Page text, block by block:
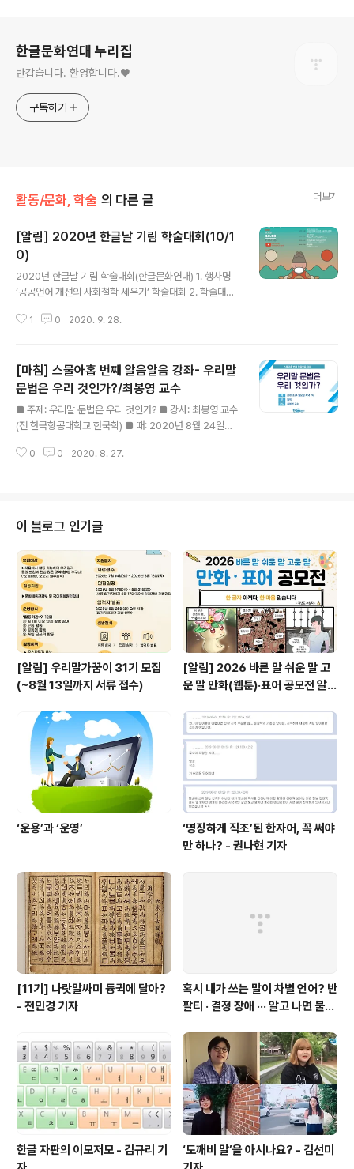
한글문화연대 누리집
반갑습니다. 환영합니다.♥
구독하기
활동/문화, 학술 의 다른 글 더보기
[알림] 2020년 한글날 기림 학술대회(10/1
0)
2020년 한글날 기림 학술대회(한글문화연대) 1. 행사명
‘공공언어 개선의 사회철학 세우기’ 학술대회 2. 학술대회
2020년 10월 10일 토요일 오전 11시 ~ 오후 5시ㅇ 곳:
ㅇ 후원: 문화체육관광부ㅇ 주요 일정 구분 시간 발표 주제
발표자 토론자 기조 발제 11:00~11:20 공공언어와 인권
이건범, 한글문화연대 대표 없음 발표1 11:20~12:00 한
국어의 다양성과 언어 민주주의 강미아, 유타밸리대 교수,
교육학 김선철, 국립국어원 공공언어과장 발표2 12:00~1
2:40 영미에서 시민의 권리를 위한 쉬운 영어·쉬운 언..
1 0 2020. 9. 28.
[마침] 스물아홉 번째 알음알음 강좌- 우리말
문법은 우리 것인가?/최봉영 교수
■ 주제: 우리말 문법은 우리 것인가? ■ 강사: 최봉영 교수
(전 한국항공대학교 한국학) ■ 때: 2020년 8월 24일
글문화연대에서는 라는 주제로 스물아홉 번째 알음알음 강
인 한국어에 굴절어인 영어에 맞는 문법을 적용하니 어울
릴 수가 없다는 점과 이러한 문제 의식에 따라 직접 새로 정
립한 우리말 문법에 대해 강의하였습니다.
0 0 2020. 8. 27.
이 블로그 인기글
[알림] 우리말가꿈이 31기 모집
(~8월 13일까지 서류 접수)
[알림] 2026 바른 말 쉬운 말 고
운 말 만화(웹툰)·표어 공모전 알림
‘운용’과 ‘운영’
‘명징하게 직조’된 한자어, 꼭 써야
만 하나? - 권나현 기자
[11기] 나랏말싸미 듕귁에 달아?
- 전민경 기자
혹시 내가 쓰는 말이 차별 언어? 반
팔티 · 결정 장애 ··· 알고 나면 불편
한글 자판의 이모저모 - 김규리 기
‘도깨비 말’을 아시나요? - 김선미